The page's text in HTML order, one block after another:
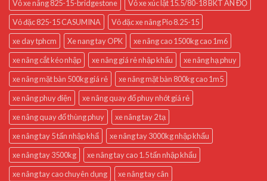
Vỏ xe nâng 825-15-bridgestone
Vỏ xe xúc lật 15.5/80-18 BKT ẤN ĐỘ
Vỏ đặc 825-15 CASUMINA
Vỏ đặc xe nâng Pio 8.25-15
xe day tphcm
Xe nang tay OPK
xe nâng cao 1500kg cao 1m6
xe nâng cắt kéo nhập
xe nâng giá rẻ nhập khẩu
xe nâng hạ phuy
xe nâng mặt bàn 500kg giá rẻ
xe nâng mặt bàn 800kg cao 1m5
xe nâng phuy điện
xe nâng quay đổ phuy nhót giá rẻ
xe nâng quay đổ thùng phuy
xe nâng tay 2 tạ
xe nâng tay 5 tấn nhập khẩ
xe nâng tay 3000kg nhập khẩu
xe nâng tay 3500kg
xe nâng tay cao 1.5 tấn nhập khẩu
xe nâng tay cao chuyên dụng
xe nâng tay cân